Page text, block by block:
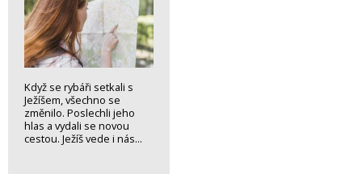
Když se rybáři setkali s
Ježíšem, všechno se
změnilo. Poslechli jeho
hlas a vydali se novou
cestou. Ježíš vede i nás...